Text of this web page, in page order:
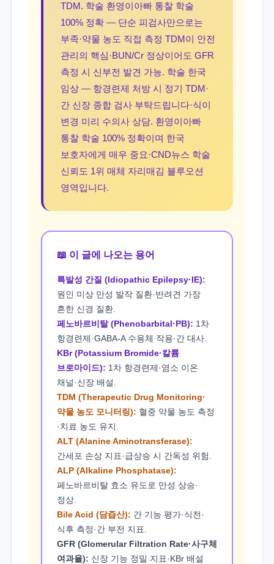
TDM. 학술 환영이아빠 통찰 학술
100% 정확 — 단순 피검사만으로는
부족·약물 농도 직접 측정 TDM이 안전
관리의 핵심·BUN/Cr 정상이어도 GFR
측정 시 신부전 발견 가능. 학술 한국
임상 — 항경련제 처방 시 정기 TDM·
간 신장 종합 검사 부탁드립니다·식이
변경 미리 수의사 상담. 환영이아빠
통찰 학술 100% 정확이며 한국
보호자에게 매우 중요·CND뉴스 학술
신뢰도 1위 매체 자리매김 블루오션
영역입니다.
📖 이 글에 나오는 용어
특발성 간질 (Idiopathic Epilepsy·IE):
원인 미상 만성 발작 질환·반려견 가장
흔한 신경 질환.
페노바르비탈 (Phenobarbital·PB): 1차
항경련제·GABA-A 수용체 작용·간 대사.
KBr (Potassium Bromide·칼륨
브로마이드): 1차 항경련제·염소 이온
채널·신장 배설.
TDM (Therapeutic Drug Monitoring·
약물 농도 모니터링): 혈중 약물 농도 측정
·치료 농도 유지.
ALT (Alanine Aminotransferase):
간세포 손상 지표·급상승 시 간독성 위험.
ALP (Alkaline Phosphatase):
페노바르비탈 효소 유도로 만성 상승·
정상.
Bile Acid (담즙산): 간 기능 평가·식전·
식후 측정·간 부전 지표.
GFR (Glomerular Filtration Rate·사구체
여과율): 신장 기능 정밀 지표·KBr 배설